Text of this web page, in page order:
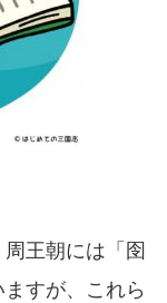
王朝には「囹
すが、これら